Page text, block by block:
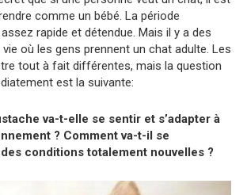
comme un bébé. La période
rapide et détendue. Mais il y a des
où les gens prennent un chat adulte. Les
tout à fait différentes, mais la question
est la suivante:
va-t-elle se sentir et s’adapter à
? Comment va-t-il se
conditions totalement nouvelles ?